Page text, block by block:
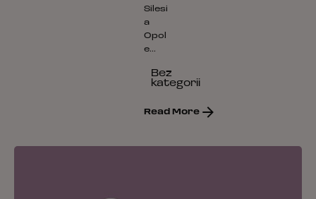
Silesi
a
Opol
e...
Bez
kategorii
Read More